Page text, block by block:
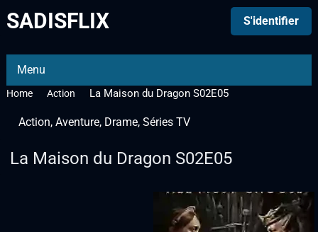
SADISFLIX S'identifier
Menu
Home Action La Maison du Dragon S02E05
Action, Aventure, Drame, Séries TV
La Maison du Dragon S02E05